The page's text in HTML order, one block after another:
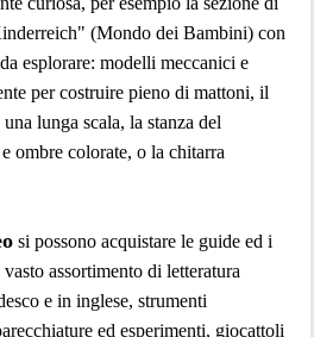
(Mondo dei Bambini) con
esplorare: modelli meccanici e
per costruire pieno di mattoni, il
lunga scala, la stanza del
ombre colorate, o la chitarra
si possono acquistare le guide ed i
assortimento di letteratura
e in inglese, strumenti
ed esperimenti, giocattoli